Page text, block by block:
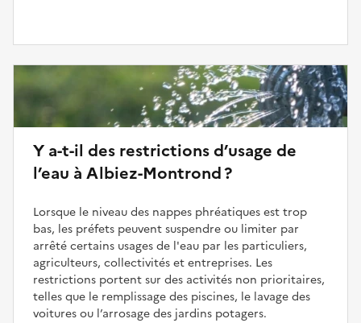
Y a-t-il des restrictions d’usage de
l’eau à Albiez-Montrond ?
Lorsque le niveau des nappes phréatiques est trop
bas, les préfets peuvent suspendre ou limiter par
arrêté certains usages de l'eau par les particuliers,
agriculteurs, collectivités et entreprises. Les
restrictions portent sur des activités non prioritaires,
telles que le remplissage des piscines, le lavage des
voitures ou l’arrosage des jardins potagers.